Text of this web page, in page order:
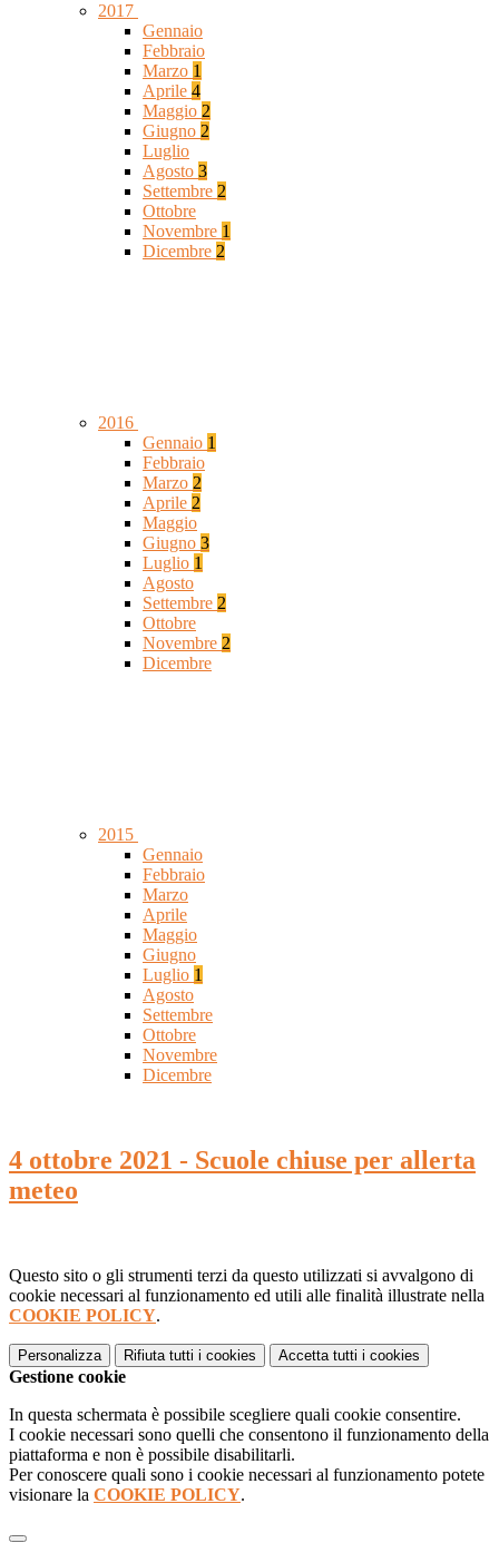
2017
Gennaio
Febbraio
Marzo 1
Aprile 4
Maggio 2
Giugno 2
Luglio
Agosto 3
Settembre 2
Ottobre
Novembre 1
Dicembre 2
2016
Gennaio 1
Febbraio
Marzo 2
Aprile 2
Maggio
Giugno 3
Luglio 1
Agosto
Settembre 2
Ottobre
Novembre 2
Dicembre
2015
Gennaio
Febbraio
Marzo
Aprile
Maggio
Giugno
Luglio 1
Agosto
Settembre
Ottobre
Novembre
Dicembre
4 ottobre 2021 - Scuole chiuse per allerta
meteo
Questo sito o gli strumenti terzi da questo utilizzati si avvalgono di
cookie necessari al funzionamento ed utili alle finalità illustrate nella
COOKIE POLICY.
Personalizza Rifiuta tutti i cookies Accetta tutti i cookies
Gestione cookie
In questa schermata è possibile scegliere quali cookie consentire.
I cookie necessari sono quelli che consentono il funzionamento della
piattaforma e non è possibile disabilitarli.
Per conoscere quali sono i cookie necessari al funzionamento potete
visionare la COOKIE POLICY.